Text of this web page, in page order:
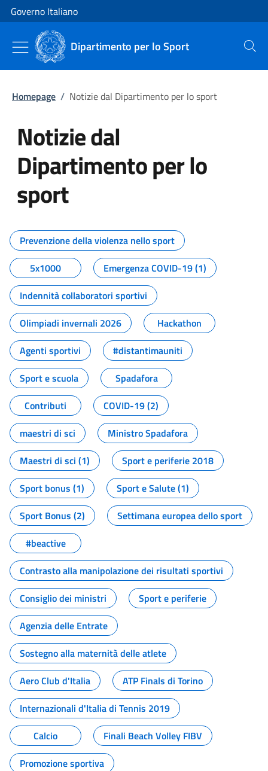
Vai al contenuto
Vai alla navigazione del sito
Governo Italiano
Dipartimento per lo Sport Cerca
Homepage / Notizie dal Dipartimento per lo sport
Notizie dal
Dipartimento per lo
sport
Tutti i contenuti della pagina
Prevenzione della violenza nello sport
5x1000
Emergenza COVID-19 (1)
Indennità collaboratori sportivi
Olimpiadi invernali 2026
Hackathon
Agenti sportivi
#distantimauniti
Sport e scuola
Spadafora
Contributi
COVID-19 (2)
maestri di sci
Ministro Spadafora
Maestri di sci (1)
Sport e periferie 2018
Sport bonus (1)
Sport e Salute (1)
Sport Bonus (2)
Settimana europea dello sport
#beactive
Contrasto alla manipolazione dei risultati sportivi
Consiglio dei ministri
Sport e periferie
Agenzia delle Entrate
Sostegno alla maternità delle atlete
Aero Club d'Italia
ATP Finals di Torino
Internazionali d'Italia di Tennis 2019
Calcio
Finali Beach Volley FIBV
Promozione sportiva